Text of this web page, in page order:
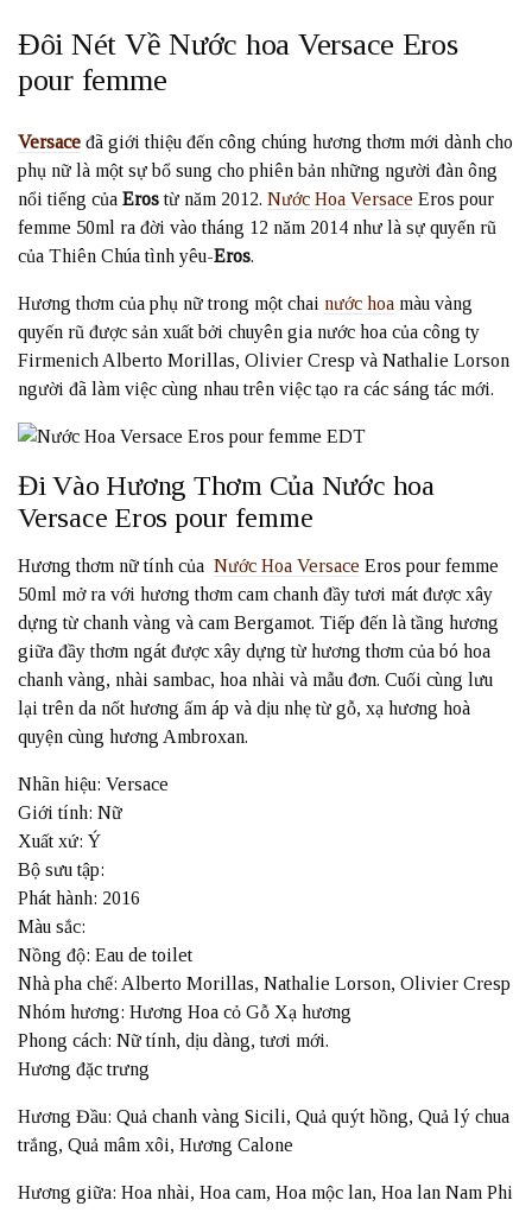
Đôi Nét Về Nước hoa Versace Eros
pour femme
Versace đã giới thiệu đến công chúng hương thơm mới dành cho
phụ nữ là một sự bổ sung cho phiên bản những người đàn ông
nổi tiếng của Erostừ năm 2012. Nước Hoa Versace Eros pour
femme 50ml ra đời vào tháng 12 năm 2014 như là sự quyến rũ
của Thiên Chúa tình yêu-Eros.
Hương thơm của phụ nữ trong một chai nước hoa màu vàng
quyến rũ được sản xuất bởi chuyên gia nước hoa của công ty
Firmenich Alberto Morillas, Olivier Cresp và Nathalie Lorson
người đã làm việc cùng nhau trên việc tạo ra các sáng tác mới.
Đi Vào Hương Thơm Của Nước hoa
Versace Eros pour femme
Hương thơm nữ tính của Nước Hoa Versace Eros pour femme
50ml mở ra với hương thơm cam chanh đầy tươi mát được xây
dựng từ chanh vàng và cam Bergamot. Tiếp đến là tầng hương
giữa đầy thơm ngát được xây dựng từ hương thơm của bó hoa
chanh vàng, nhài sambac, hoa nhài và mẫu đơn. Cuối cùng lưu
lại trên da nốt hương ấm áp và dịu nhẹ từ gỗ, xạ hương hoà
quyện cùng hương Ambroxan.
Nhãn hiệu: Versace
Giới tính: Nữ
Xuất xứ: Ý
Bộ sưu tập:
Phát hành: 2016
Màu sắc:
Nồng độ: Eau de toilet
Nhà pha chế: Alberto Morillas, Nathalie Lorson, Olivier Cresp
Nhóm hương: Hương Hoa cỏ Gỗ Xạ hương
Phong cách: Nữ tính, dịu dàng, tươi mới.
Hương đặc trưng
Hương Đầu: Quả chanh vàng Sicili, Quả quýt hồng, Quả lý chua
trắng, Quả mâm xôi, Hương Calone
Hương giữa: Hoa nhài, Hoa cam, Hoa mộc lan, Hoa lan Nam Phi